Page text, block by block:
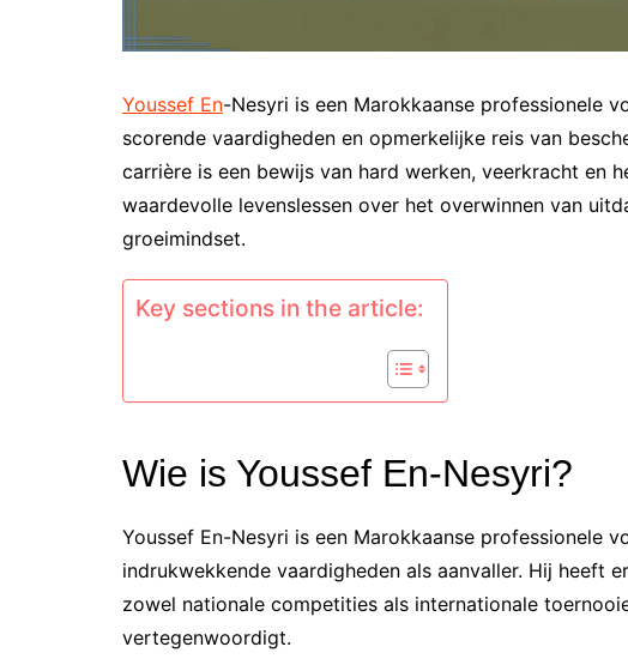
Youssef En-Nesyri is een Marokkaanse professionele
scorende vaardigheden en opmerkelijke reis van
carrière is een bewijs van hard werken, veerkracht en
waardevolle levenslessen over het overwinnen van
groeimindset.
Key sections in the article:
Wie is Youssef En-Nesyri?
Youssef En-Nesyri is een Marokkaanse professionele
indrukwekkende vaardigheden als aanvaller. Hij heeft
zowel nationale competities als internationale
vertegenwoordigt.